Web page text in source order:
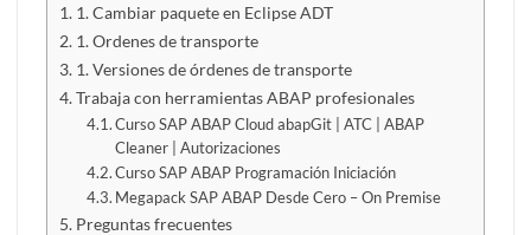
1. Cambiar paquete en Eclipse ADT
1. Ordenes de transporte
1. Versiones de órdenes de transporte
Trabaja con herramientas ABAP profesionales
Curso SAP ABAP Cloud abapGit | ATC | ABAP
Cleaner | Autorizaciones
Curso SAP ABAP Programación Iniciación
Megapack SAP ABAP Desde Cero – On Premise
Preguntas frecuentes